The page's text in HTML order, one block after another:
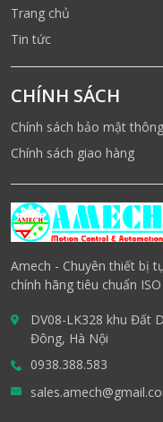
Trang chủ
Tin tức
CHÍNH SÁCH
Chính sách bảo mật
Chính sách giao hàng
Amech - Chuyên thiết bị
chính hãng tiêu chuẩn
DV08-LK328 khu Đất
Đông, Hà Nội
0938.388.583